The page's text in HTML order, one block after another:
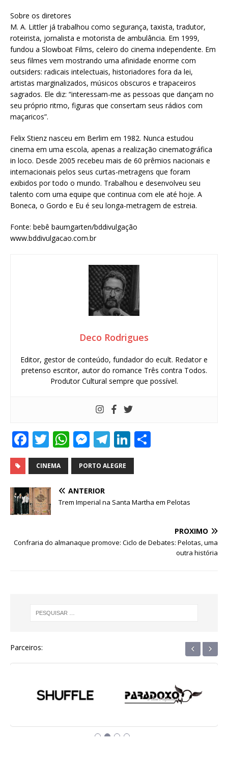
Sobre os diretores
M. A. Littler já trabalhou como segurança, taxista, tradutor,
roteirista, jornalista e motorista de ambulância. Em 1999,
fundou a Slowboat Films, celeiro do cinema independente. Em
seus filmes vem mostrando uma afinidade enorme com
outsiders: radicais intelectuais, historiadores fora da lei,
artistas marginalizados, músicos obscuros e trapaceiros
sagrados. Ele diz: “interessam-me as pessoas que dançam no
seu próprio ritmo, figuras que consertam seus rádios com
maçaricos”.
Felix Stienz nasceu em Berlim em 1982. Nunca estudou
cinema em uma escola, apenas a realização cinematográfica
in loco. Desde 2005 recebeu mais de 60 prêmios nacionais e
internacionais pelos seus curtas-metragens que foram
exibidos por todo o mundo. Trabalhou e desenvolveu seu
talento com uma equipe que continua com ele até hoje. A
Boneca, o Gordo e Eu é seu longa-metragem de estreia.
Fonte: bebê baumgarten/bddivulgação
www.bddivulgacao.com.br
Deco Rodrigues
Editor, gestor de conteúdo, fundador do ecult. Redator e
pretenso escritor, autor do romance Três contra Todos.
Produtor Cultural sempre que possível.
F
a
c
e
b
o
o
T
w
it
te
r
W
h
at
s
A
p
M
e
ss
e
n
e
r
T
el
e
ra
Li
n
k
dI
CINEMA PORTO ALEGRE
ANTERIOR
Trem Imperial na Santa Martha em Pelotas
PRÓXIMO
Confraria do almanaque promove: Ciclo de Debates: Pelotas, uma
outra história
Parceiros: ‹ ›